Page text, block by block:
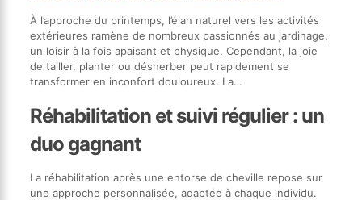
À l’approche du printemps, l’élan naturel vers les activités
extérieures ramène de nombreux passionnés au jardinage,
un loisir à la fois apaisant et physique. Cependant, la joie
de tailler, planter ou désherber peut rapidement se
transformer en inconfort douloureux. La…
Réhabilitation et suivi régulier : un
duo gagnant
La réhabilitation après une entorse de cheville repose sur
une approche personnalisée, adaptée à chaque individu.